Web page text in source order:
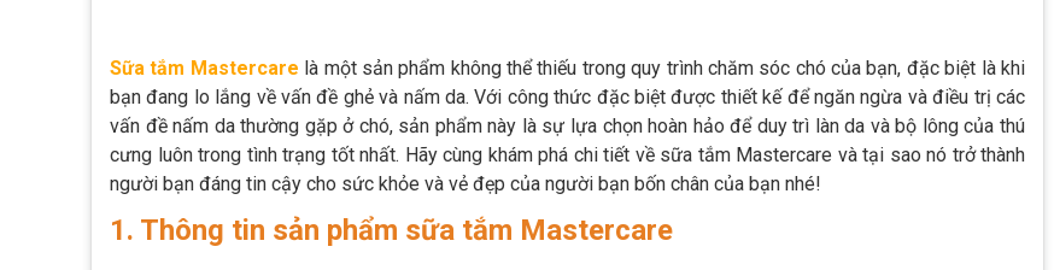
Sữa tắm Mastercare là một sản phẩm không thể thiếu trong quy trình chăm sóc chó của bạn, đặc biệt là khi
bạn đang lo lắng về vấn đề ghẻ và nấm da. Với công thức đặc biệt được thiết kế để ngăn ngừa và điều trị các
vấn đề nấm da thường gặp ở chó, sản phẩm này là sự lựa chọn hoàn hảo để duy trì làn da và bộ lông của thú
cưng luôn trong tình trạng tốt nhất. Hãy cùng khám phá chi tiết về sữa tắm Mastercare và tại sao nó trở thành
người bạn đáng tin cậy cho sức khỏe và vẻ đẹp của người bạn bốn chân của bạn nhé!
1. Thông tin sản phẩm sữa tắm Mastercare